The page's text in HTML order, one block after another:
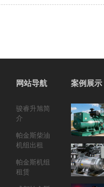
控制五大系统的精密结合。规
耗增加、功率下降、排放恶化
致的油耗增加，长期积累的油
连续性，其创造的间接经济效
范的维保记录是设备好的“简历
高温、高压电的特殊设备，安全
电等恶性事故。 履行合规义务
通过相关检查的证明。 规避责
重的法律和赔偿责任。 结论：
，而是主动的、系统性的资产
命周期内持续、可靠、经济的
网站导航
骏睿升旭简
介
帕金斯柴油
机组出租
帕金斯机组
租赁
案例展示